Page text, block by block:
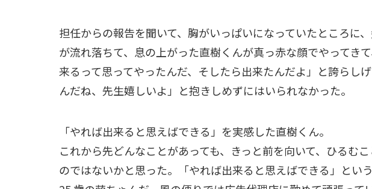
担任からの報告を聞いて、胸がいっぱいになっていたところに
が流れ落ちて、息の上がった直樹くんが真っ赤な顔でやってき
来るって思ってやったんだ、そしたら出来たんだよ」と誇らし
んだね、先生嬉しいよ」と抱きしめずにはいられなかった。
「やれば出来ると思えばできる」を実感した直樹くん。
これから先どんなことがあっても、きっと前を向いて、ひるむ
のではないかと思った。「やれば出来ると思えばできる」とい